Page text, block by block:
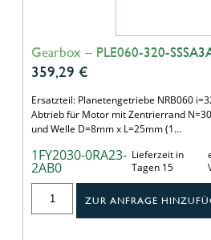
Gearbox – PLE060-320-
359,29 €
Ersatzteil: Planetengetriebe NRB060
Abtrieb für Motor mit Zentrierrand
und Welle D=8mm x L=25mm (1…
1FY2030-0RA23-
2AB0
Lieferzeit in
Tagen 15
ZUR ANFRAGE